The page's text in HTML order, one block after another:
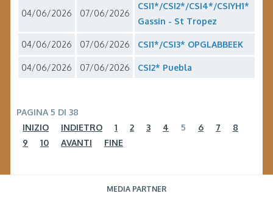
04/06/2026 07/06/2026
CSI1*/CSI2*/CSI4*/CSIYH1*
Gassin - St Tropez
04/06/2026 07/06/2026 CSI1*/CSI3* OPGLABBEEK
04/06/2026 07/06/2026 CSI2* Puebla
PAGINA 5 DI 38
INIZIO
INDIETRO 1 2 3 4 5 6 7
8
9
10 AVANTI FINE
MEDIA PARTNER